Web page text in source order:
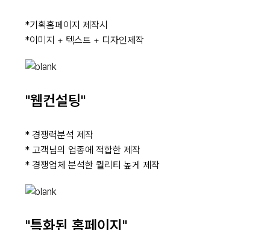
*기획홈페이지 제작시
*이미지 + 텍스트 + 디자인제작
"웹컨설팅"
* 경쟁력분석 제작
* 고객님의 업종에 적합한 제작
* 경쟁업체 분석한 퀄리티 높게 제작
"특화된 홈페이지"